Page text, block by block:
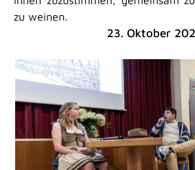
zu weinen.
23. Oktober